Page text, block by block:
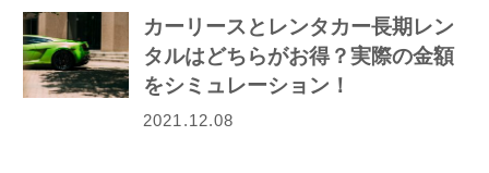
カーリースとレンタカー長期レン
タルはどちらがお得？実際の金額
をシミュレーション！
2021.12.08